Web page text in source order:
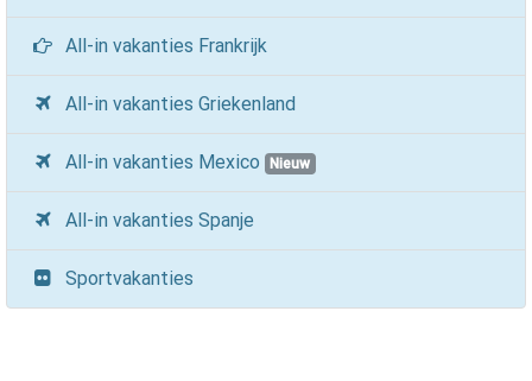
All-in vakanties Frankrijk
All-in vakanties Griekenland
All-in vakanties Mexico Nieuw
All-in vakanties Spanje
Sportvakanties